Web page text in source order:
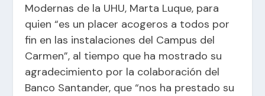
Modernas de la UHU, Marta Luque, para
quien “es un placer acogeros a todos por
fin en las instalaciones del Campus del
Carmen”, al tiempo que ha mostrado su
agradecimiento por la colaboración del
Banco Santander, que “nos ha prestado su